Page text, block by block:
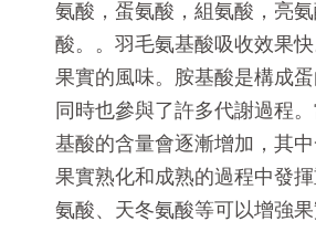
氨酸，蛋氨酸，組氨酸，亮
酸。 。 羽毛氨基酸吸收效果
果實的風味。胺基酸是構成蛋
同時也參與了許多代謝過程
基酸的含量會逐漸增加，其
果實熟化和成熟的過程中發
氨酸、天冬氨酸等可以增強果